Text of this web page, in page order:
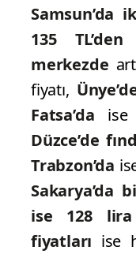
Samsun’da
135 TL’den
merkezde
fiyatı,
Fatsa’da ise
Düzce’de
Trabzon’da
Sakarya’da
ise 128
fiyatları ise